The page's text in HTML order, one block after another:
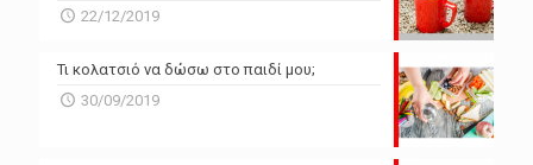
22/12/2019
Τι κολατσιό να δώσω στο παιδί μου;
30/09/2019